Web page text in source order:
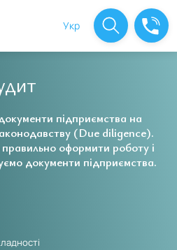
Укр
підприємства на
(Due diligence).
оформити роботу і
документи підприємства.